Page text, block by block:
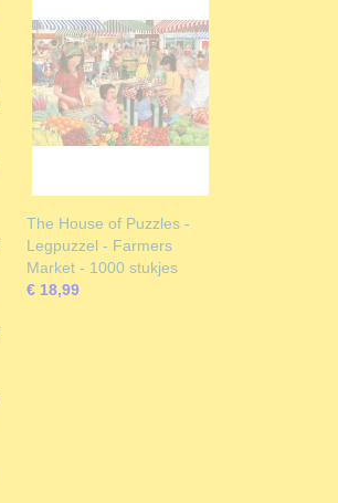
The House of Puzzles -
Legpuzzel - Farmers
Market - 1000 stukjes
€ 18,99